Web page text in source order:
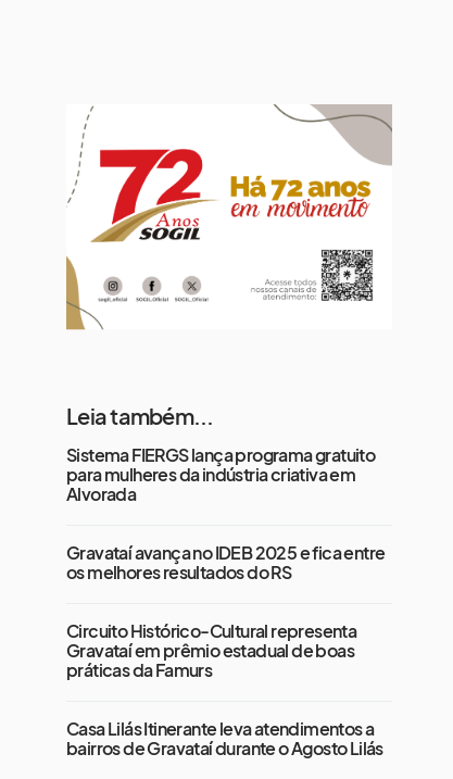
Quarta-Feira 14° 12°
13 de agosto
Quinta-Feira
14 de agosto
Sexta-Feira 19° 14°
Leia também...
Sistema FIERGS lança programa gratuito
para mulheres da indústria criativa em
Alvorada
Gravataí avança no IDEB 2025 e fica entre
os melhores resultados do RS
Circuito Histórico-Cultural representa
Gravataí em prêmio estadual de boas
práticas da Famurs
Casa Lilás Itinerante leva atendimentos a
bairros de Gravataí durante o Agosto Lilás